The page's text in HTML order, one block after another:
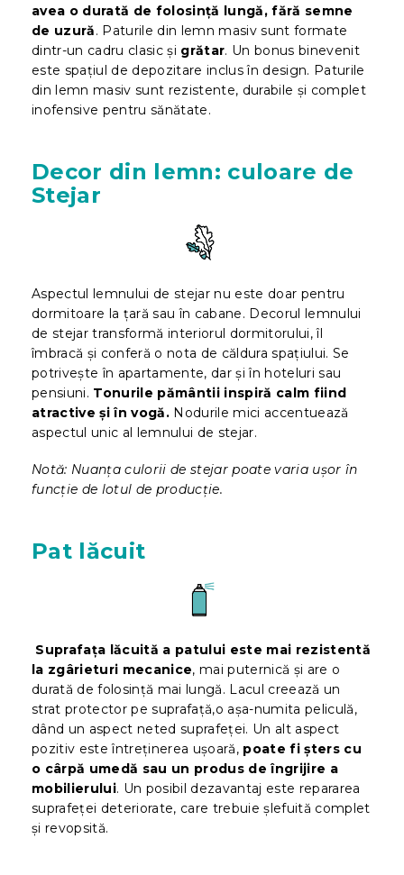
avea o durată de folosință lungă, fără semne
de uzură. Paturile din lemn masiv sunt formate
dintr-un cadru clasic și grătar. Un bonus binevenit
este spațiul de depozitare inclus în design. Paturile
din lemn masiv sunt rezistente, durabile și complet
inofensive pentru sănătate.
Decor din lemn: culoare de
Stejar
Aspectul lemnului de stejar nu este doar pentru
dormitoare la țară sau în cabane. Decorul lemnului
de stejar transformă interiorul dormitorului, îl
îmbracă și conferă o nota de căldura spațiului. Se
potrivește în apartamente, dar și în hoteluri sau
pensiuni. Tonurile pământii inspiră calm fiind
atractive șiîn vogă. Nodurile mici accentuează
aspectul unic al lemnului de stejar.
Notă: Nuanța culorii de stejar poate varia ușor în
funcție de lotul de producție.
Pat lăcuit
Suprafața lăcuită a patului este mai rezistentă
la zgârieturi mecanice, mai puternică și are o
durată de folosință mai lungă. Lacul creează un
strat protector pe suprafață,o așa-numita peliculă,
dând un aspect neted suprafeței. Un alt aspect
pozitiv este întreținerea ușoară, poate fi șters cu
o cârpă umedă sau un produs de îngrijire a
mobilierului. Un posibil dezavantaj este repararea
suprafeței deteriorate, care trebuie șlefuită complet
și revopsită.